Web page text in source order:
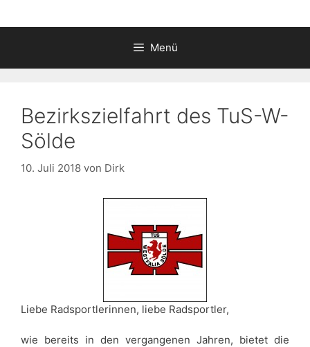
Menü
Bezirkszielfahrt des TuS-W-
Sölde
10. Juli 2018 von Dirk
Liebe Radsportlerinnen, liebe Radsportler,
wie bereits in den vergangenen Jahren, bietet die